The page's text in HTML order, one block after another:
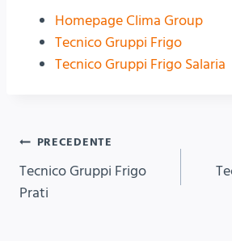
Homepage Clima Group
Tecnico Gruppi Frigo
Tecnico Gruppi Frigo Salaria
Navigazione
articoli
PRECEDENTE
Tecnico Gruppi Frigo
Prati